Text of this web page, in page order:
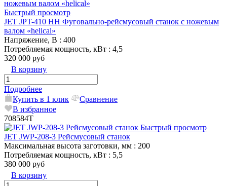
Быстрый просмотр
JET JPT-410 HH Фуговально-рейсмусовый станок с ножевым
валом «helical»
Напряжение, В : 400
Потребляемая мощность, кВт : 4,5
320 000 руб
В корзину
Подробнее
Купить в 1 клик
Сравнение
В избранное
708584T
Быстрый просмотр
JET JWP-208-3 Рейсмусовый станок
Максимальная высота заготовки, мм : 200
Потребляемая мощность, кВт : 5,5
380 000 руб
В корзину